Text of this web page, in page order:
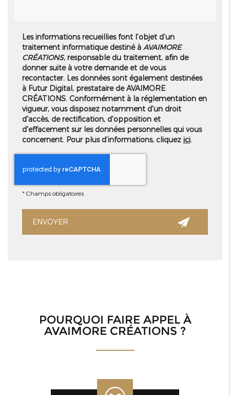
Les informations recueillies font l’objet d’un
traitement informatique destiné àAVAIMORE
CRÉATIONS, responsable du traitement, afin de
donner suite à votre demande et de vous
recontacter. Les données sont également destinées
à Futur Digital, prestataire de AVAIMORE
CRÉATIONS. Conformément à la réglementation en
vigueur, vous disposez notamment d'un droit
d'accès, de rectification, d'opposition et
d'effacement sur les données personnelles qui vous
concernent. Pour plus d’informations, cliquez ici.
* Champs obligatoires
POURQUOI FAIRE APPEL À
AVAIMORE CRÉATIONS ?